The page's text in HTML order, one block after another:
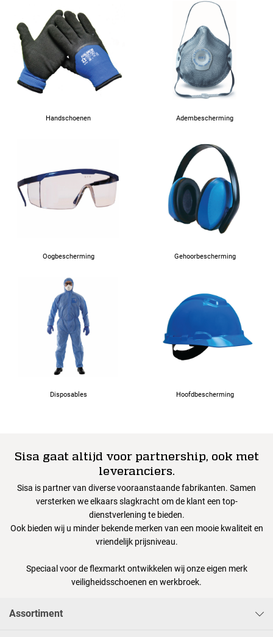
Handschoenen Adembescherming
Oogbescherming Gehoorbescherming
Disposables Hoofdbescherming
Sisa gaat altijd voor partnership, ook met
leveranciers.
Sisa is partner van diverse vooraanstaande fabrikanten. Samen
versterken we elkaars slagkracht om de klant een top-
dienstverlening te bieden.
Ook bieden wij u minder bekende merken van een mooie kwaliteit en
vriendelijk prijsniveau.
Speciaal voor de flexmarkt ontwikkelen wij onze eigen merk
veiligheidsschoenen en werkbroek.
Assortiment